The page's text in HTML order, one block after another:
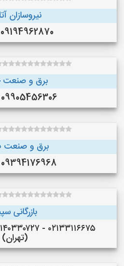
نیروسازان
09194962870 (کرج)
برق و صنعت
09905456306 (تهران)
برق و
09394176968 (تهران)
بازرگانی
(تهران)